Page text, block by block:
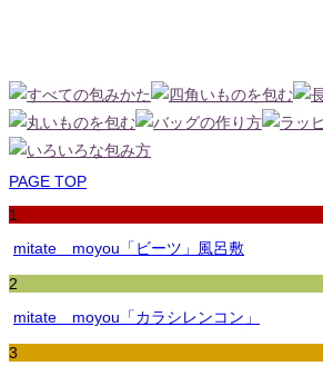
PAGE TOP
1
mitate moyou「ビーツ」風呂敷
2
mitate moyou「カラシレンコン」
3